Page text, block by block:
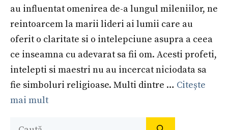
au influentat omenirea de-a lungul mileniilor, ne
reintoarcem la marii lideri ai lumii care au
oferit o claritate si o intelepciune asupra a ceea
ce inseamna cu adevarat sa fii om. Acesti profeti,
intelepti si maestri nu au incercat niciodata sa
fie simboluri religioase. Multi dintre … Citește
mai mult
Caută